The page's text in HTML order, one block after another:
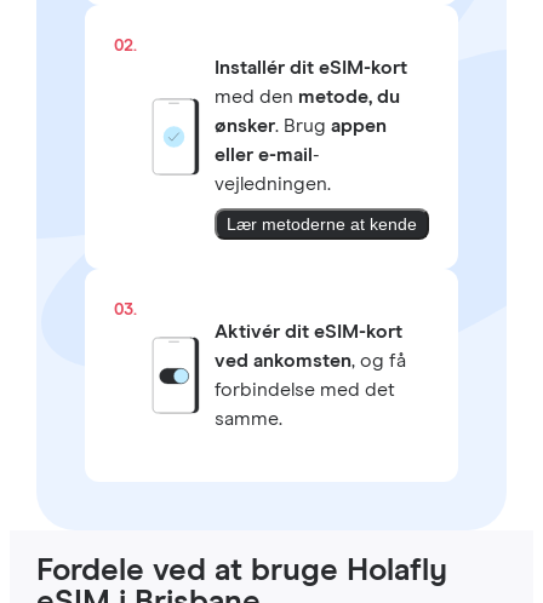
02.
Installér dit eSIM-kort
med den metode, du
ønsker. Brug appen
eller e-mail -
vejledningen.
Lær metoderne at kende
03.
Aktivér dit eSIM-kort
ved ankomsten, og få
forbindelse med det
samme.
Fordele ved at bruge Holafly